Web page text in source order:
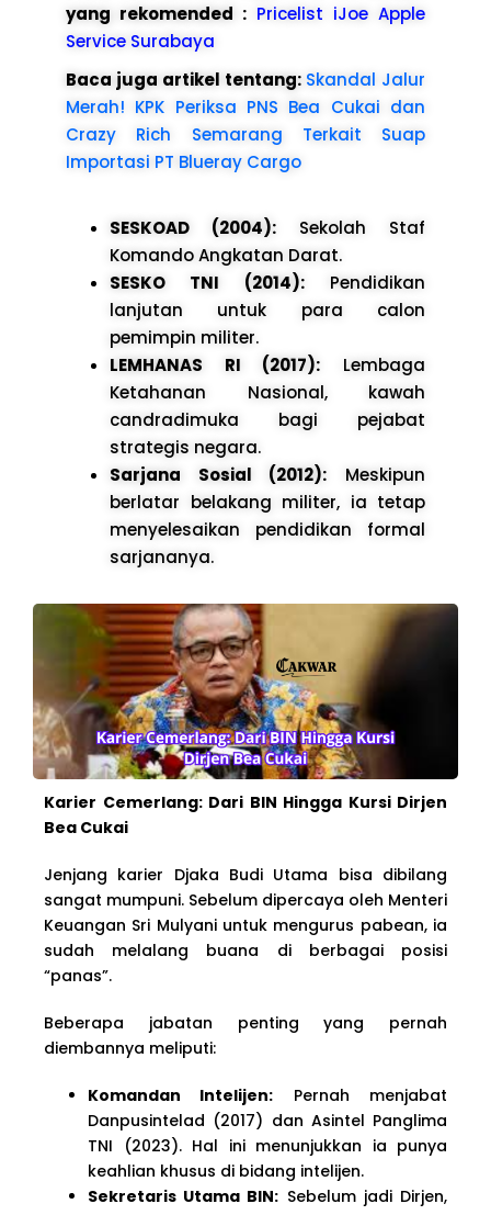
yang rekomended : Pricelist iJoe Apple
Service Surabaya
Baca juga artikel tentang: Skandal Jalur
Merah! KPK Periksa PNS Bea Cukai dan
Crazy Rich Semarang Terkait Suap
Importasi PT Blueray Cargo
SESKOAD (2004): Sekolah Staf
Komando Angkatan Darat.
SESKO TNI (2014):Pendidikan
lanjutan untuk para calon
pemimpin militer.
LEMHANAS RI (2017): Lembaga
Ketahanan Nasional, kawah
candradimuka bagi pejabat
strategis negara.
Sarjana Sosial (2012): Meskipun
berlatar belakang militer, ia tetap
menyelesaikan pendidikan formal
sarjananya.
Karier Cemerlang: Dari BIN Hingga Kursi Dirjen
Bea Cukai
Jenjang karier Djaka Budi Utama bisa dibilang
sangat mumpuni. Sebelum dipercaya oleh Menteri
Keuangan Sri Mulyani untuk mengurus pabean, ia
sudah melalang buana di berbagai posisi
“panas”.
Beberapa jabatan penting yang pernah
diembannya meliputi:
Komandan Intelijen: Pernah menjabat
Danpusintelad (2017) dan Asintel Panglima
TNI (2023). Hal ini menunjukkan ia punya
keahlian khusus di bidang intelijen.
Sekretaris Utama BIN: Sebelum jadi Dirjen,